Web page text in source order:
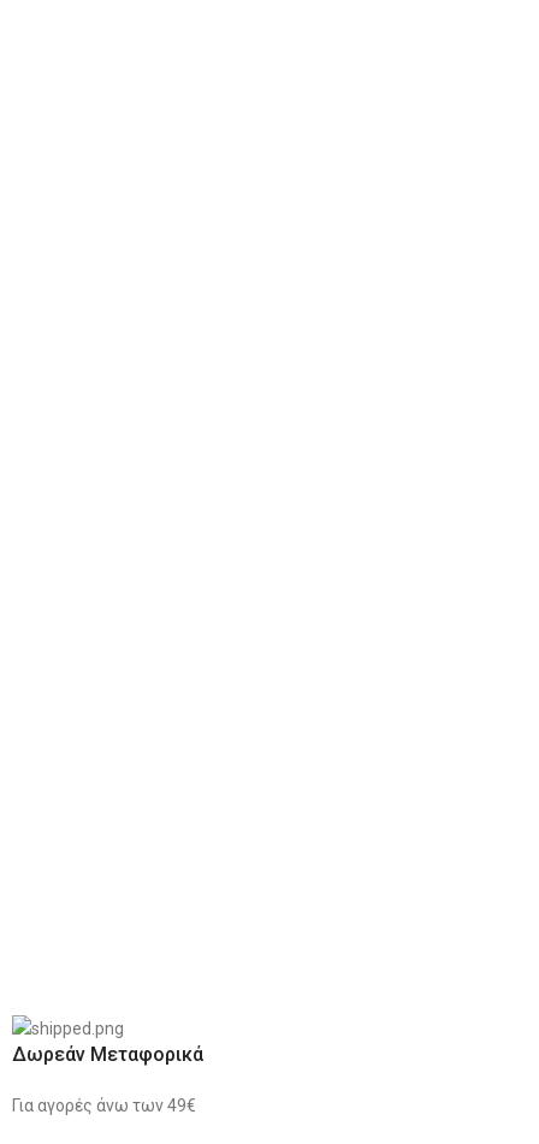
Δωρεάν Μεταφορικά
Για αγορές άνω των 49€